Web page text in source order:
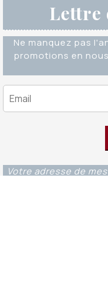
Lettre
Ne manquez pas
promotions en
Votre adresse de